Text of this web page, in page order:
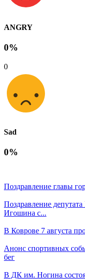
ANGRY
0%
0
Sad
0%
Поздравление главы
Поздравление
Игошина с...
В Коврове 7 августа
Анонс спортивных
бег
В ДК им. Ногина